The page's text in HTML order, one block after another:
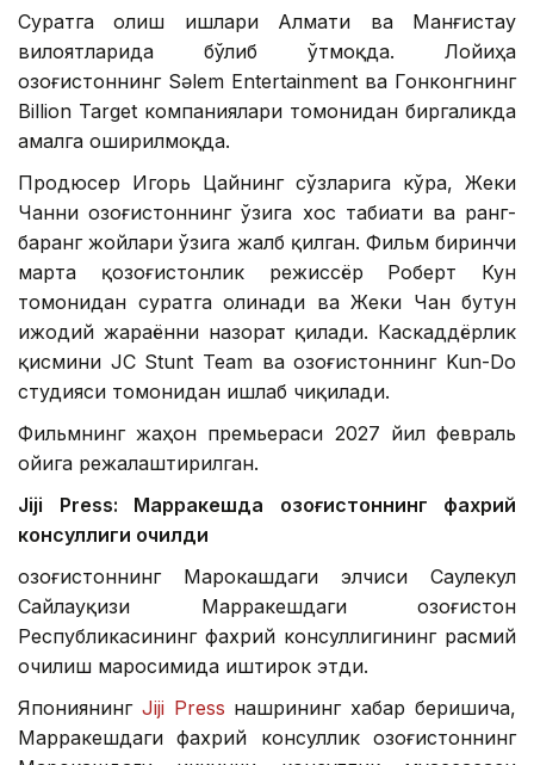
Суратга олиш ишлари Алмати ва Манғистау
вилоятларида бўлиб ўтмоқда. Лойиҳа
Қозоғистоннинг Sәlem Entertainment ва Гонконгнинг
Billion Target компаниялари томонидан биргаликда
амалга оширилмоқда.
Продюсер Игорь Цайнинг сўзларига кўра, Жеки
Чанни Қозоғистоннинг ўзига хос табиати ва ранг-
баранг жойлари ўзига жалб қилган. Фильм биринчи
марта қозоғистонлик режиссёр Роберт Кун
томонидан суратга олинади ва Жеки Чан бутун
ижодий жараённи назорат қилади. Каскаддёрлик
қисмини JC Stunt Team ва Қозоғистоннинг Kun-Do
студияси томонидан ишлаб чиқилади.
Фильмнинг жаҳон премьераси 2027 йил февраль
ойига режалаштирилган.
Jiji Press: Марракешда Қозоғистоннинг фахрий
консуллиги очилди
Қозоғистоннинг Марокашдаги элчиси Саулекул
Сайлауқизи Марракешдаги Қозоғистон
Республикасининг фахрий консуллигининг расмий
очилиш маросимида иштирок этди.
Япониянинг Jiji Press нашрининг хабар беришича,
Марракешдаги фахрий консуллик Қозоғистоннинг